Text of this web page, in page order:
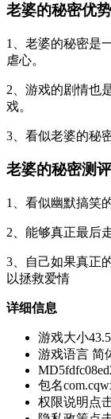
老婆的秘密优势
1、老婆的秘密是
虐心。
2、游戏的剧情也
戏。
3、看似老婆的秘
老婆的秘密测评
1、看似幽默搞笑
2、能够真正最后
3、自己如果真正
以拯救爱情
详细信息
游戏大小
游戏语言 简
MD5
包名
权限说明 点